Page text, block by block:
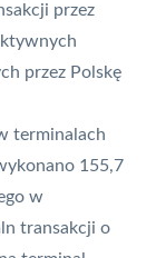
przez
przez Polskę
terminalach
155,7
w
transakcji o